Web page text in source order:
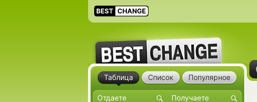
Таблица Список Популярное